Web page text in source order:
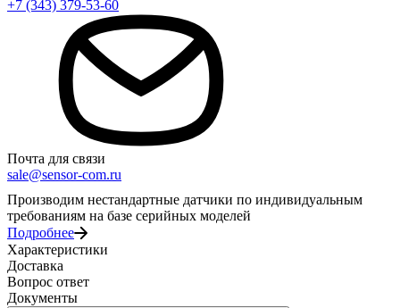
+7 (343) 379-53-60
Почта для связи
sale@sensor-com.ru
Производим нестандартные датчики по индивидуальным
требованиям на базе серийных моделей
Подробнее
Характеристики
Доставка
Вопрос ответ
Документы